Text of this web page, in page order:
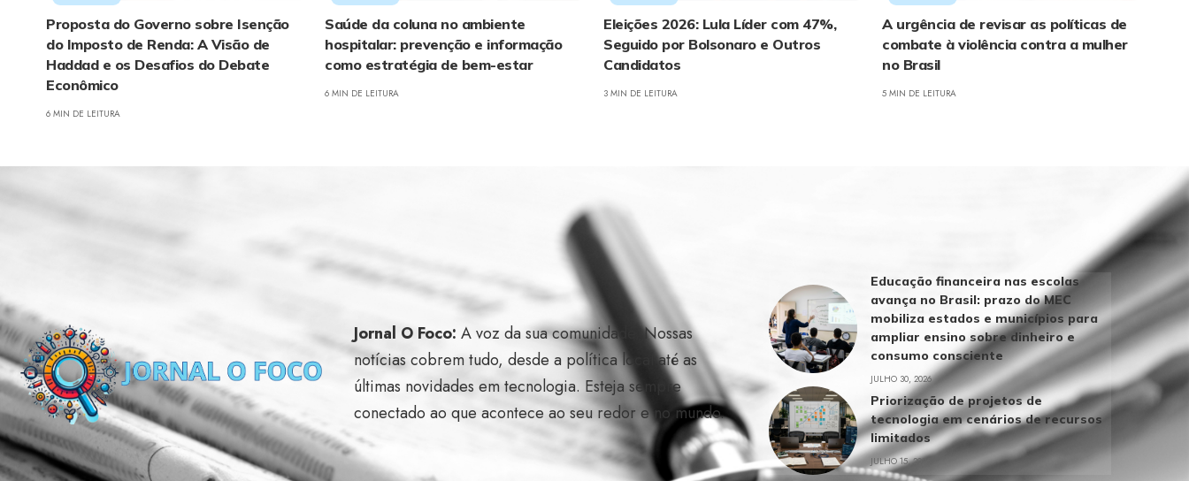
Proposta do Governo sobre Isenção
do Imposto de Renda: A Visão de
Haddad e os Desafios do Debate
Econômico
6 MIN DE LEITURA
Saúde da coluna no ambiente
hospitalar: prevenção e informação
como estratégia de bem-estar
6 MIN DE LEITURA
Eleições 2026: Lula Líder com 47%,
Seguido por Bolsonaro e Outros
Candidatos
3 MIN DE LEITURA
A urgência de revisar as políticas de
combate à violência contra a mulher
no Brasil
5 MIN DE LEITURA
Jornal O Foco: A voz da sua comunidade. Nossas
notícias cobrem tudo, desde a política local até as
últimas novidades em tecnologia. Esteja sempre
conectado ao que acontece ao seu redor e no mundo.
Educação financeira nas escolas
avança no Brasil: prazo do MEC
mobiliza estados e municípios para
ampliar ensino sobre dinheiro e
consumo consciente
JULHO 30, 2026
Priorização de projetos de
tecnologia em cenários de recursos
limitados
JULHO 15, 2026